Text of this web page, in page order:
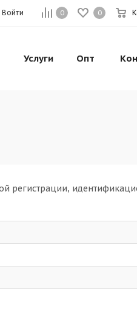
0 0
Войти
Услуги Опт
регистрации,